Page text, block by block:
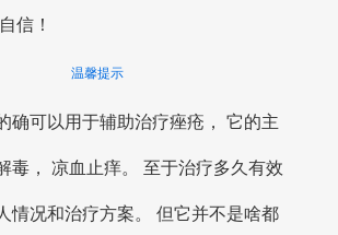
信！
温馨提示
确可以用于辅助治疗痤疮， 它的主
毒， 凉血止痒。 至于治疗多久有效
情况和治疗方案。 但它并不是啥都